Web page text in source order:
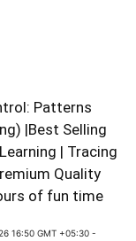
Patterns
|Best Selling
| Tracing
Quality
of fun time
16:50 GMT +05:30 -